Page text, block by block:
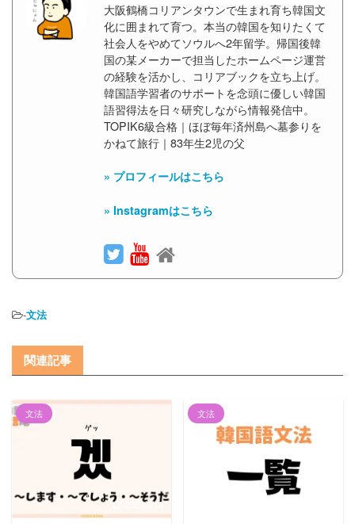
大阪鶴橋コリアンタウンで生まれ育ち韓国文
化に囲まれて育つ。本当の韓国を知りたくて
社会人をやめてソウルへ2年留学。帰国後韓
国の某メーカーで担当したホームページ運営
の経験を活かし、コリアブックを立ち上げ。
韓国語学習者のサポートを念頭に優しい韓国
語習得法を日々研究しながら情報発信中。
TOPIK6級合格｜ほぼ毎年済州島へ墓参りを
かねて旅行｜83年生2児の父
» プロフィールはこちら
» Instagramはこちら
-文法
関連記事
文法
2023/6/18
文法